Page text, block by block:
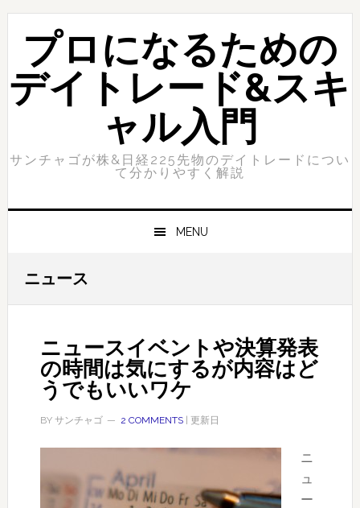
Skip
primary
navigation
Skip
contentプロになるための
デイトレード&スキ
ャル入門
サンチャゴが株&日経225先物のデイトレードについ
て分かりやすく解説
MENU
ニュース
ニュースイベントや決算発表
の時間は気にするが内容はど
うでもいいワケ
BY サンチャゴ 2 COMMENTS| 更新日
ニ
ュ
ー